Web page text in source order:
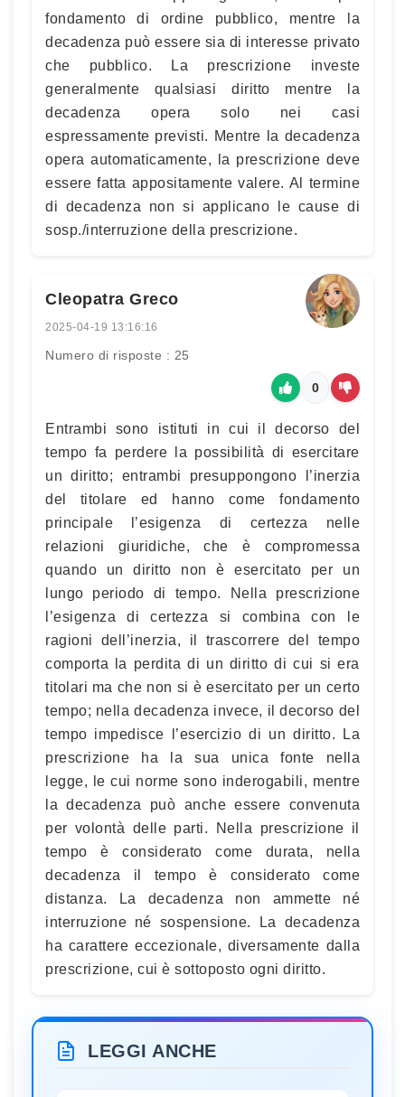
fondamento di ordine pubblico, mentre la
decadenza può essere sia di interesse privato
che pubblico. La prescrizione investe
generalmente qualsiasi diritto mentre la
decadenza opera solo nei casi
espressamente previsti. Mentre la decadenza
opera automaticamente, la prescrizione deve
essere fatta appositamente valere. Al termine
di decadenza non si applicano le cause di
sosp./interruzione della prescrizione.
Cleopatra Greco
2025-04-19 13:16:16
Numero di risposte : 25
0
Entrambi sono istituti in cui il decorso del
tempo fa perdere la possibilità di esercitare
un diritto; entrambi presuppongono l’inerzia
del titolare ed hanno come fondamento
principale l’esigenza di certezza nelle
relazioni giuridiche, che è compromessa
quando un diritto non è esercitato per un
lungo periodo di tempo. Nella prescrizione
l’esigenza di certezza si combina con le
ragioni dell’inerzia, il trascorrere del tempo
comporta la perdita di un diritto di cui si era
titolari ma che non si è esercitato per un certo
tempo; nella decadenza invece, il decorso del
tempo impedisce l’esercizio di un diritto. La
prescrizione ha la sua unica fonte nella
legge, le cui norme sono inderogabili, mentre
la decadenza può anche essere convenuta
per volontà delle parti. Nella prescrizione il
tempo è considerato come durata, nella
decadenza il tempo è considerato come
distanza. La decadenza non ammette né
interruzione né sospensione. La decadenza
ha carattere eccezionale, diversamente dalla
prescrizione, cui è sottoposto ogni diritto.
LEGGI ANCHE